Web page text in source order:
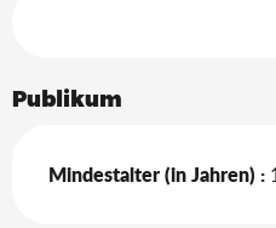
Publikum
Mindestalter (in Jahren) :